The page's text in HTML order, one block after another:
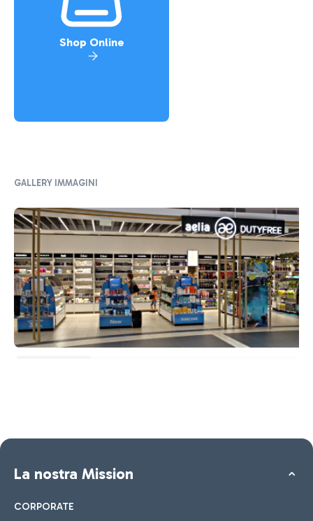
Shop Online
GALLERY IMMAGINI
La nostra Mission
CORPORATE